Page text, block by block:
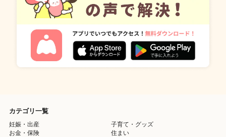
カテゴリ一覧
妊娠・出産
子育て・グッズ
お金・保険
住まい